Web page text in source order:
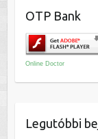
OTP Bank
Online Doctor
Legutóbbi